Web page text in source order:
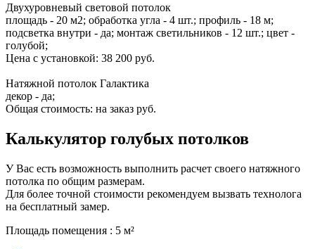
Двухуровневый световой потолок
площадь - 20 м2; обработка угла - 4 шт.; профиль - 18 м;
подсветка внутри - да; монтаж светильников - 12 шт.; цвет -
голубой;
Цена с установкой: 38 200 руб.
Натяжной потолок Галактика
декор - да;
Общая стоимость: на заказ руб.
Калькулятор голубых потолков
У Вас есть возможность выполнить расчет своего натяжного
потолка по общим размерам.
Для более точной стоимости рекомендуем вызвать технолога
на бесплатный замер.
Площадь помещения : 5 м²